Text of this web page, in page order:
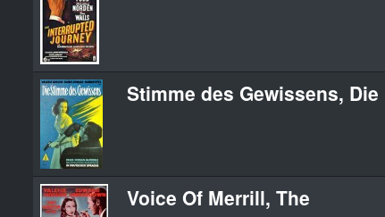
Stimme des Gewissens, Die
Voice Of Merrill, The